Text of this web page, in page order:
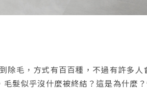
毛，方式有百百種，不過有許多人
髮似乎沒什麼被終結？這是為什麼